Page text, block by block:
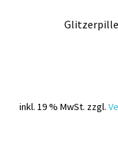
inkl. 19 % MwSt. zzgl.